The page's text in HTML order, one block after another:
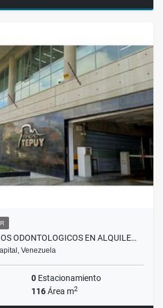
ODONTOLOGICOS EN ALQUILE…
Venezuela
0 Estacionamiento
116Área m2